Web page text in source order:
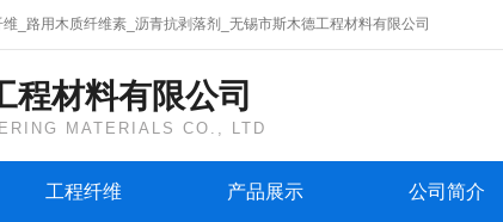
_路用木质纤维素_沥青抗剥落剂_无锡市斯木德工程材料有限公司
程材料有限公司
MATERIALS CO., LTD
工程纤维 产品展示 公司简介